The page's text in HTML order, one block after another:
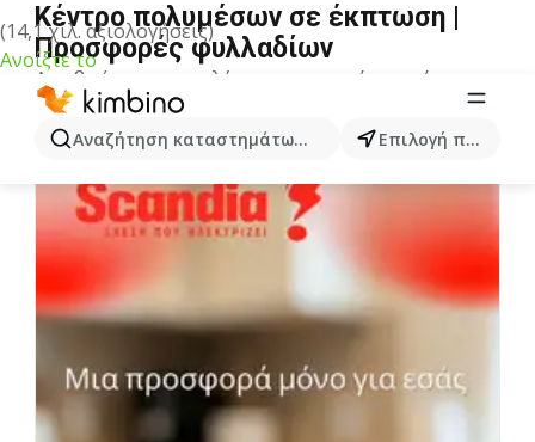
(14,1 χιλ. αξιολογήσεις)
Ανοίξτε το
Αναζήτηση καταστημάτων, κατηγοριών, προϊόντων...
Επιλογή πόλης
Κέντρο πολυμέσων σε έκπτωση |
Προσφορές φυλλαδίων
Δεν βρήκαμε αποτελέσματα για αυτόν τον όρο.
Άλλα φυλλάδια από την κατηγορία